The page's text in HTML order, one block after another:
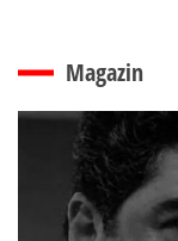
Magazin